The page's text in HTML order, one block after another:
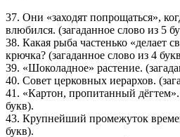
37. Они «заходят попрощаться»,
влюбился. (загаданное слово из 5
38. Какая рыба частенько «делает
крючка? (загаданное слово из 4
39. «Шоколадное» растение.
40. Совет церковных иерархов.
41. «Картон, пропитанный дёгтем».
букв).
43. Крупнейший промежуток
букв).